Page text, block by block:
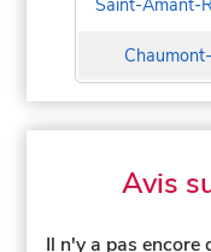
Avis
Il n'y a pas encore